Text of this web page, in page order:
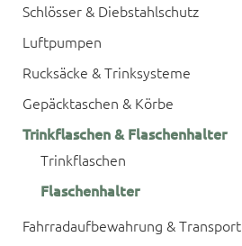
Schlösser & Diebstahlschutz
Luftpumpen
Rucksäcke & Trinksysteme
Gepäcktaschen & Körbe
Trinkflaschen & Flaschenhalter
Trinkflaschen
Flaschenhalter
Fahrradaufbewahrung & Transport